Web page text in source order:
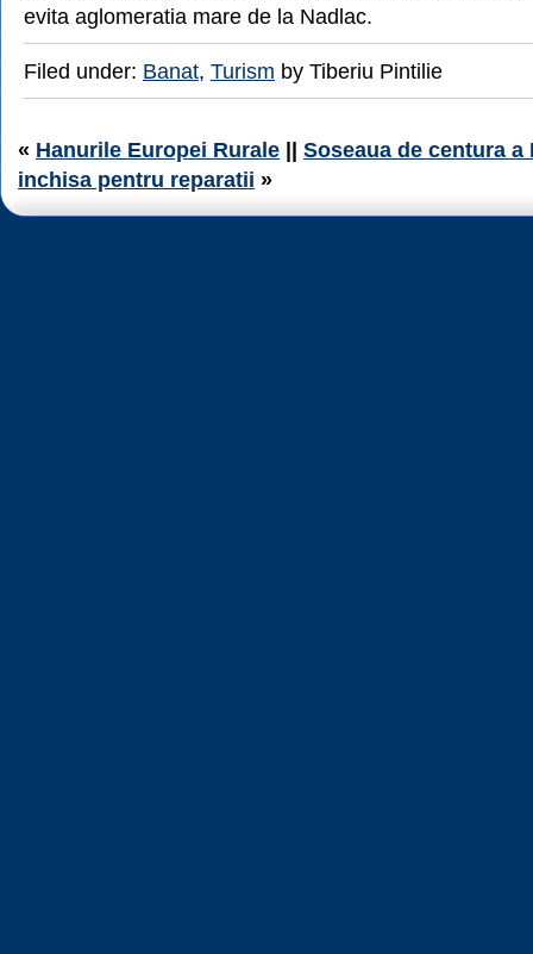
evita aglomeratia mare de la Nadlac.
Filed under: Banat, Turism by Tiberiu Pintilie
« Hanurile Europei Rurale || Soseaua de centura
inchisa pentru reparatii »